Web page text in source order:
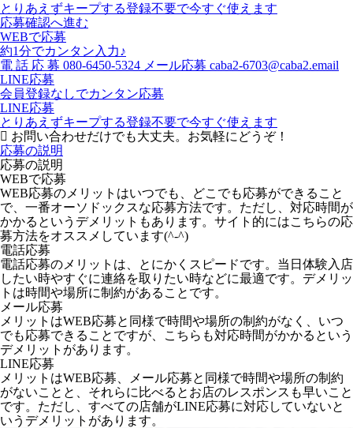
とりあえずキープする登録不要で今すぐ使えます
応募確認へ進む
WEBで応募
約1分でカンタン入力♪
電 話 応 募 080-6450-5324 メール応募 caba2-6703@caba2.email
LINE応募
会員登録なしでカンタン応募
LINE応募
とりあえずキープする登録不要で今すぐ使えます
お問い合わせだけでも大丈夫。お気軽にどうぞ！
応募の説明
応募の説明
WEBで応募
WEB応募のメリットはいつでも、どこでも応募ができること
で、一番オーソドックスな応募方法です。ただし、対応時間が
かかるというデメリットもあります。サイト的にはこちらの応
募方法をオススメしています(^-^)
電話応募
電話応募のメリットは、とにかくスピードです。当日体験入店
したい時やすぐに連絡を取りたい時などに最適です。デメリッ
トは時間や場所に制約があることです。
メール応募
メリットはWEB応募と同様で時間や場所の制約がなく、いつ
でも応募できることですが、こちらも対応時間がかかるという
デメリットがあります。
LINE応募
メリットはWEB応募、メール応募と同様で時間や場所の制約
がないことと、それらに比べるとお店のレスポンスも早いこと
です。ただし、すべての店舗がLINE応募に対応していないと
いうデメリットがあります。